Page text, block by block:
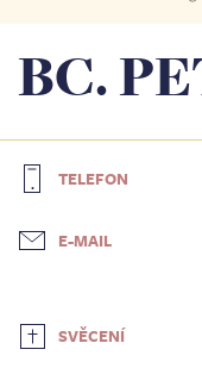
BC.
TELEFON
E-MAIL
SVĚCENÍ